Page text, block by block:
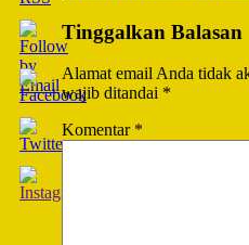
Tinggalkan Balasan
Alamat email Anda tidak
wajib ditandai *
Komentar *